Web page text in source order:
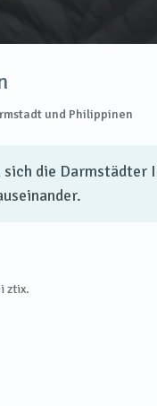
und Philippinen
sich die
ztix.